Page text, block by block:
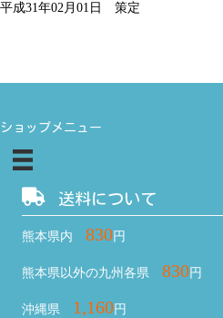
平成31年02月01日 策定
ショップメニュー
送料について
熊本県内 830円
熊本県以外の九州各県 830円
沖縄県 1,160円